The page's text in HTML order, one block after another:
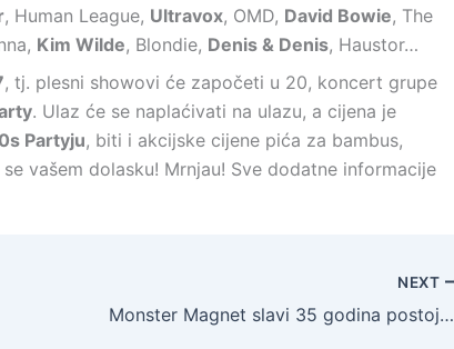
, Human League, Ultravox, OMD, David Bowie, The
Kim Wilde, Blondie, Denis & Denis, Haustor…
, tj. plesni showovi će započeti u 20, koncert grupe
. Ulaz će se naplaćivati na ulazu, a cijena je
Partyju, biti i akcijske cijene pića za bambus,
vašem dolasku! Mrnjau! Sve dodatne informacije
NEXT
Monster Magnet slavi 35 godina postojanja u zagrebačkom klubu Boogaloo u srijedu, 9. listopada 2024. godine